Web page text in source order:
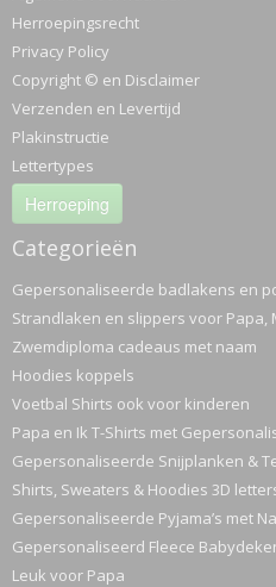
Herroepingsrecht
Privacy Policy
Copyright © en Disclaimer
Verzenden en Levertijd
Plakinstructie
Lettertypes
Herroeping
Categorieën
Gepersonaliseerde badlakens en
Strandlaken en slippers voor Papa,
Zwemdiploma cadeaus met naam
Hoodies koppels
Voetbal Shirts ook voor kinderen
Papa en Ik T-Shirts met
Gepersonaliseerde Snijplanken &
Shirts, Sweaters & Hoodies 3D
Gepersonaliseerde Pyjama’s met
Gepersonaliseerd Fleece
Leuk voor Papa